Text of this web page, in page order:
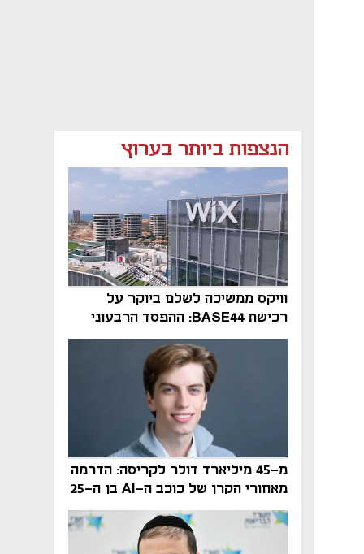
הנצפות ביותר בערוץ
וויקס ממשיכה לשלם ביוקר על
רכישת BASE44: ההפסד הרבעוני
זינק ל-76 מיליון דולר
מ-45 מיליארד דולר לקריסה: הדרמה
מאחורי הקרן של כוכב ה-AI בן ה-25